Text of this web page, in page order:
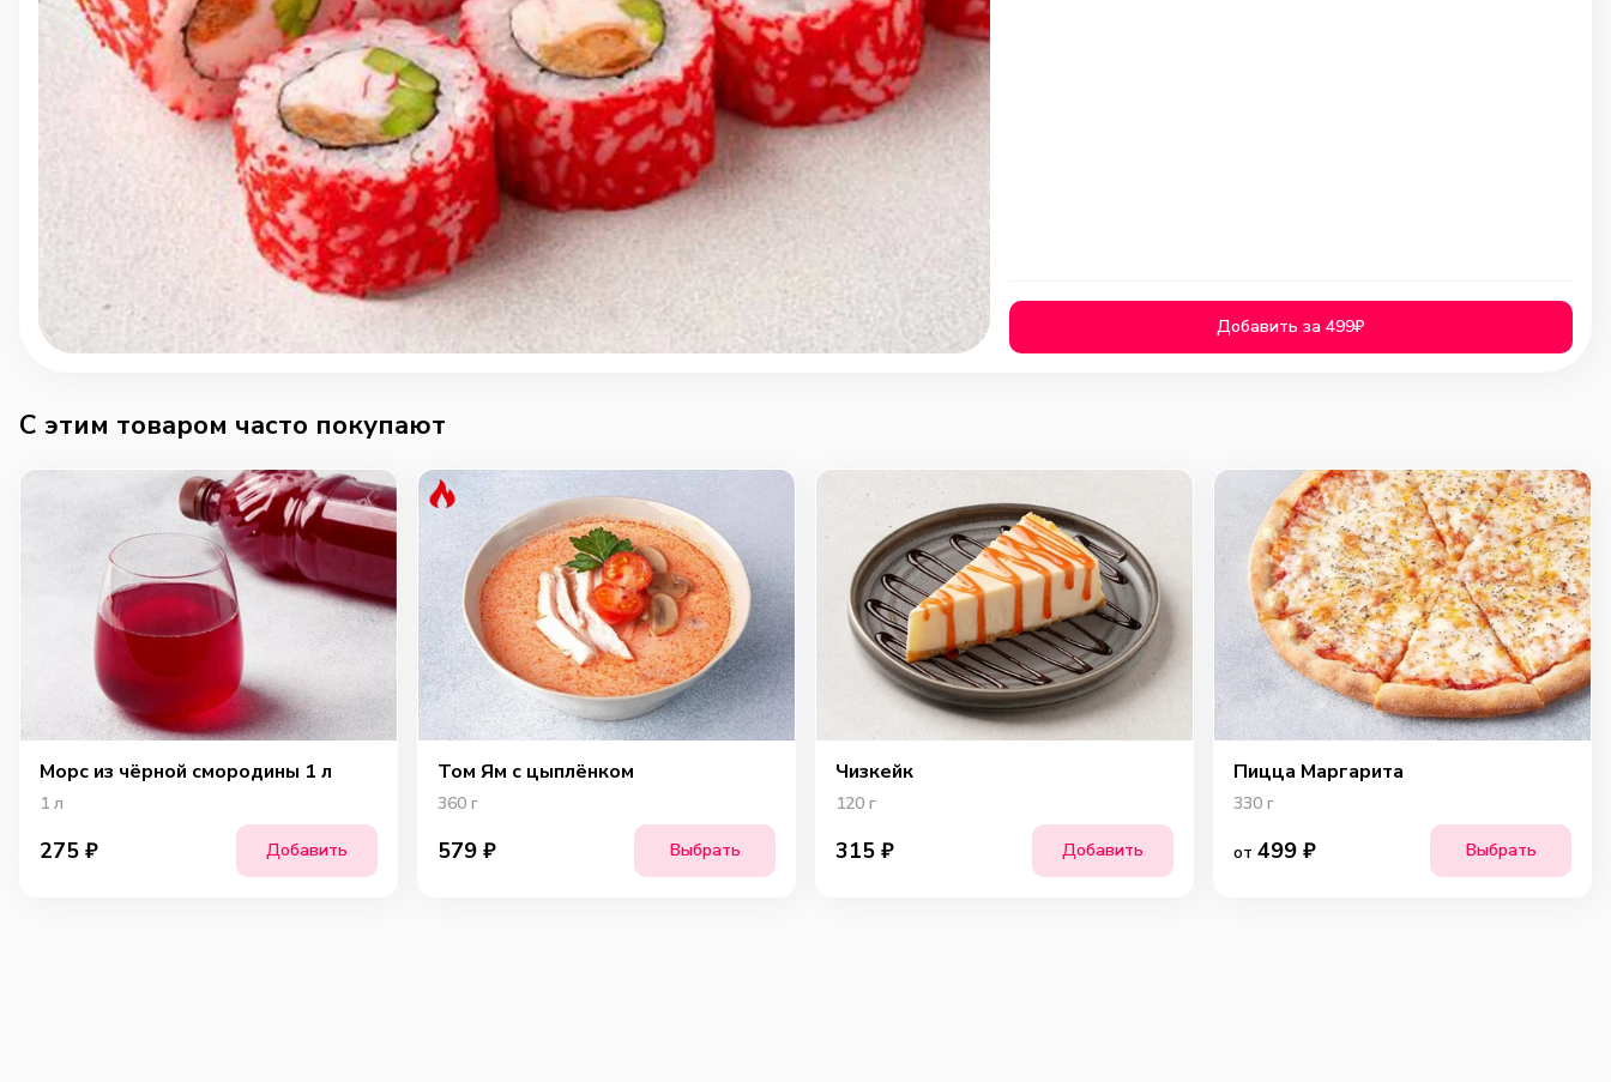
Добавить за 499₽
C этим товаром часто покупают
Морс из чёрной смородины 1 л
1 л
275 ₽ Добавить
Том Ям с цыплёнком
360 г
579 ₽ Выбрать
Чизкейк
120 г
315 ₽ Добавить
Пицца Маргарита
330 г
от 499 ₽ Выбрать